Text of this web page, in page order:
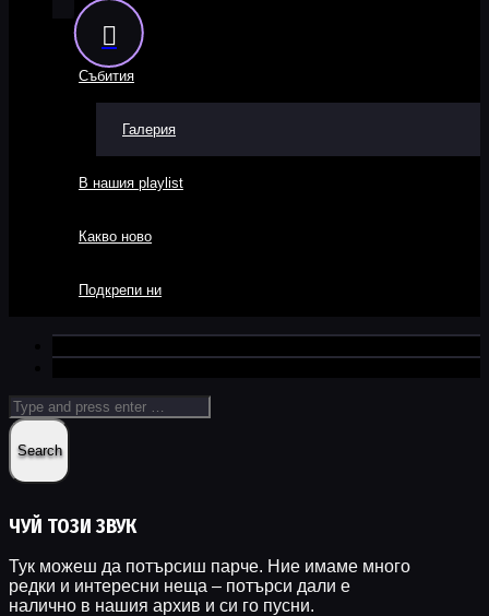
Видео
Събития
Галерия
В нашия playlist
Какво ново
Подкрепи ни
ЧУЙ ТОЗИ ЗВУК
Тук можеш да потърсиш парче. Ние имаме много
редки и интересни неща – потърси дали е
налично в нашия архив и си го пусни.